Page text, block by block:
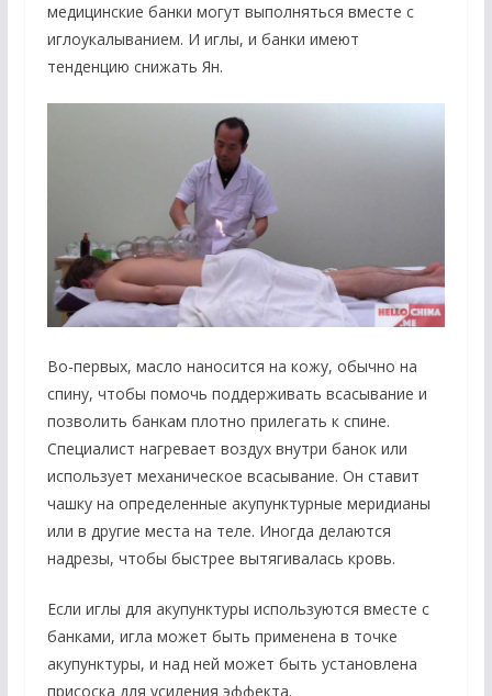
медицинские банки могут выполняться вместе с
иглоукалыванием. И иглы, и банки имеют
тенденцию снижать Ян.
Во-первых, масло наносится на кожу, обычно на
спину, чтобы помочь поддерживать всасывание и
позволить банкам плотно прилегать к спине.
Специалист нагревает воздух внутри банок или
использует механическое всасывание. Он ставит
чашку на определенные акупунктурные меридианы
или в другие места на теле. Иногда делаются
надрезы, чтобы быстрее вытягивалась кровь.
Если иглы для акупунктуры используются вместе с
банками, игла может быть применена в точке
акупунктуры, и над ней может быть установлена ​​
присоска для усиления эффекта.